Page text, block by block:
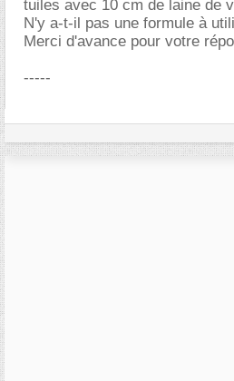
tuiles avec 10 cm de laine de
N'y a-t-il pas une formule à
Merci d'avance pour votre
-----